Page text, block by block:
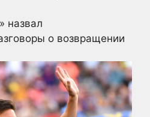
назвал
о возвращении